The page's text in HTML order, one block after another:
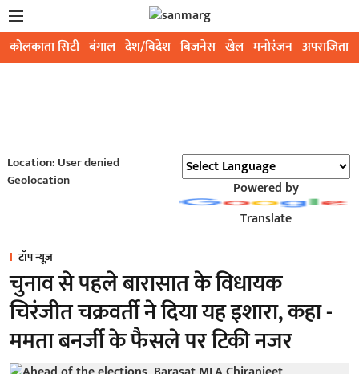
कोलकाता सिटी बंगाल देश/विदेश बिजनेस खेल मनोरंजन अपराजिता
Location: User denied
Geolocation
Powered by
Translate
टॉप न्यूज़
चुनाव से पहले बारासात के विधायक
चिरंजीत चक्रवर्ती ने दिया यह इशारा, कहा -
ममता बनर्जी के फैसले पर टिकी नजर